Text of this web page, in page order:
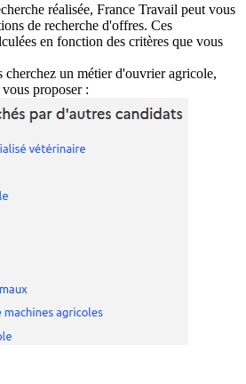
réalisée, France Travail peut vous
de recherche d'offres. Ces
en fonction des critères que vous
cherchez un métier d'ouvrier agricole,
proposer :